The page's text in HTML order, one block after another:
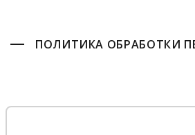
ПОЛИТИКА ОБРАБОТКИ